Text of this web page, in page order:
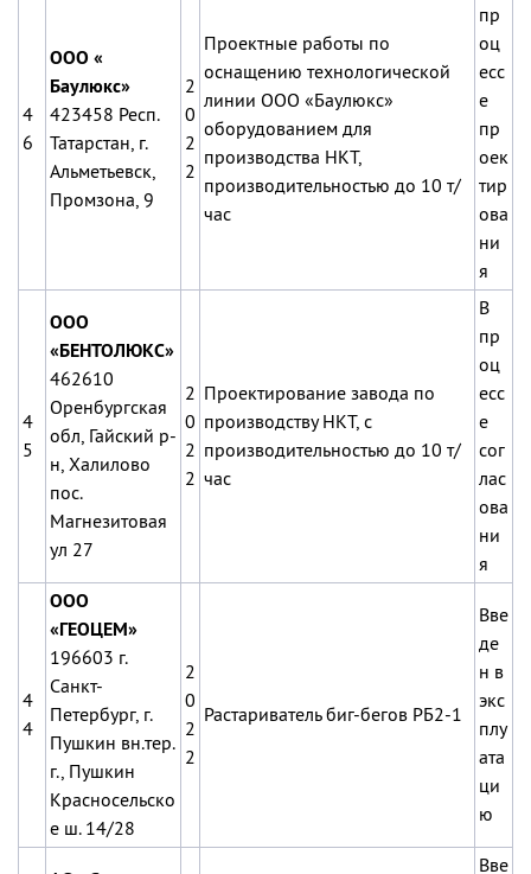
4
6
ООО «
Баулюкс»
423458 Респ.
Татарстан, г.
Альметьевск,
Промзона, 9
2
0
2
2
Проектные работы по
оснащению технологической
линии ООО «Баулюкс»
оборудованием для
производства НКТ,
производительностью до 10 т/
час
пр
оц
есс
е
пр
оек
тир
ова
ни
я
4
5
ООО
«БЕНТОЛЮКС»
462610
Оренбургская
обл, Гайский р-
н, Халилово
пос.
Магнезитовая
ул 27
2
0
2
2
Проектирование завода по
производству НКТ, с
производительностью до 10 т/
час
В
пр
оц
есс
е
сог
лас
ова
ни
я
4
4
ООО
«ГЕОЦЕМ»
196603 г.
Санкт-
Петербург, г.
Пушкин вн.тер.
г., Пушкин
Красносельско
е ш. 14/28
2
0
2
2
Растариватель биг-бегов РБ2-1
Вве
де
н в
экс
плу
ата
ци
ю
Вве